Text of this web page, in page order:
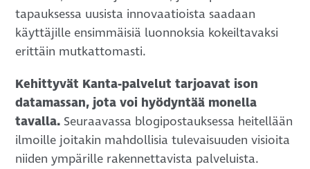
tapauksessa uusista innovaatioista saadaan
käyttäjille ensimmäisiä luonnoksia kokeiltavaksi
erittäin mutkattomasti.
Kehittyvät Kanta-palvelut tarjoavat ison
datamassan, jota voi hyödyntää monella
tavalla. Seuraavassa blogipostauksessa heitellään
ilmoille joitakin mahdollisia tulevaisuuden visioita
niiden ympärille rakennettavista palveluista.